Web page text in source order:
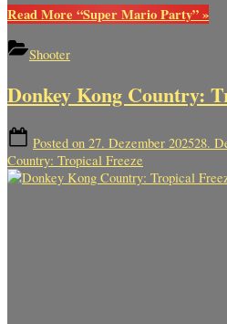
Read More “Super Mario Party”»
Shooter
Donkey Kong Country:
Posted on 27. Dezember 202528.
Country: Tropical Freeze